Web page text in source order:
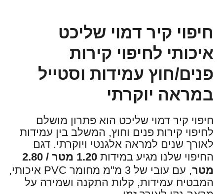
חיפוי קיר דמוי שליכט
איכותי לחיפוי קירות
פנים/חוץ עמידות וסטייל
במראה יוקרתי
חיפוי קיר דמוי שליכט הוא פתרון מושלם
לחיפוי קירות פנים וחוץ, המשלב בין עמידות
לאורך שנים למראה אלגנטי ויוקרתי. דגם
החיפוי שלנו מגיע במידות
1.20 מטר / 2.80
מטר
, עם עובי של 3 מ"מ מחומר PVC איכותי,
המבטיח עמידות, קלות התקנה ושמירה על